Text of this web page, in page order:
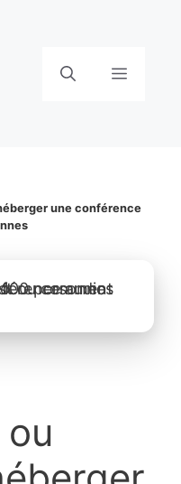
Menu
une conférence